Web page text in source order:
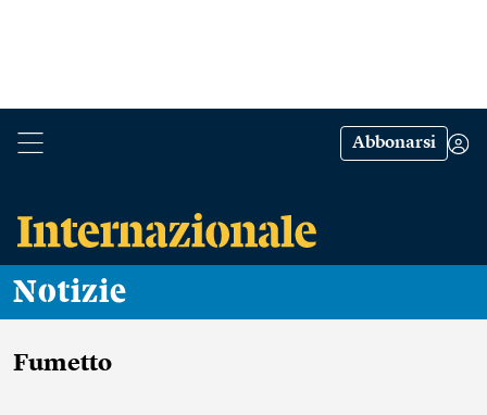
Abbonarsi
Notizie
Fumetto